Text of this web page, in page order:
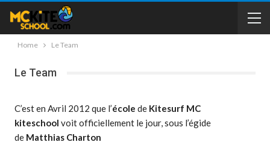
Home Le Team
Le Team
C’est en Avril 2012 que l’école de Kitesurf MC
kiteschool voit officiellement le jour, sous l’égide
de Matthias Charton